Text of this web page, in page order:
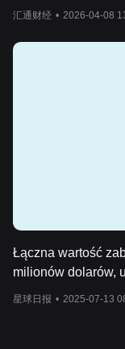
nafty spadła o 170
汇通财经 • 2026-04-08
Łączna wartość
milionów dolarów,
星球日报 • 2025-07-13